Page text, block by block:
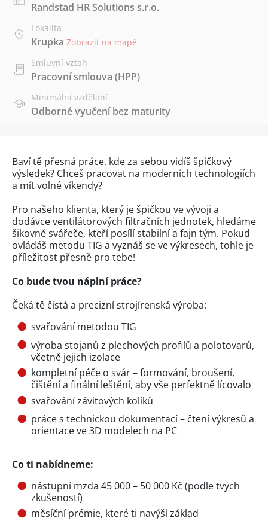
Randstad HR Solutions s.r.o.
Lokalita
Krupka Zobrazit na mapě
Smluvní vztah
Pracovní smlouva (HPP)
Minimální vzdělání
Odborné vyučení bez maturity
Baví tě přesná práce, kde za sebou vidíš špičkový
výsledek? Chceš pracovat na moderních technologiích
a mít volné víkendy?
Pro našeho klienta, který je špičkou ve vývoji a
dodávce ventilátorových filtračních jednotek, hledáme
šikovné svářeče, kteří posílí stabilní a fajn tým. Pokud
ovládáš metodu TIG a vyznáš se ve výkresech, tohle je
příležitost přesně pro tebe!
Co bude tvou náplní práce?
Čeká tě čistá a precizní strojírenská výroba:
svařování metodou TIG
výroba stojanů z plechových profilů a polotovarů,
včetně jejich izolace
kompletní péče o svár – formování, broušení,
čištění a finální leštění, aby vše perfektně lícovalo
svařování závitových kolíků
práce s technickou dokumentací – čtení výkresů a
orientace ve 3D modelech na PC
Co ti nabídneme:
nástupní mzda 45 000 – 50 000 Kč (podle tvých
zkušeností)
měsíční prémie, které ti navýší základ